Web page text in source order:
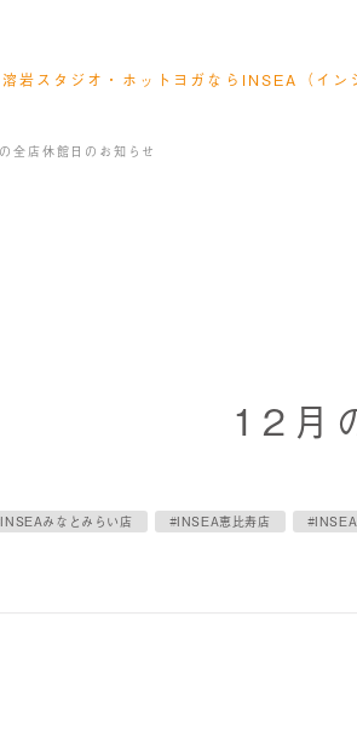
溶岩スタジオ・ホットヨガならINSEA（イン
全店休館日のお知らせ
12月
みなとみらい店 #INSEA恵比寿店